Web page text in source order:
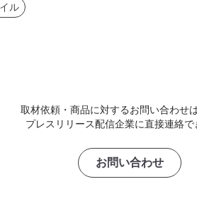
ル
取材依頼・商品に対するお問い合わせ
プレスリリース配信企業に直接連絡で
お問い合わせ